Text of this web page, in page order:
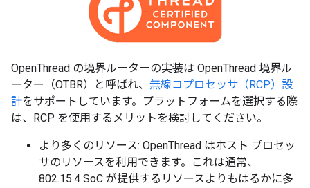
OpenThread の境界ルーターの実装は OpenThread 境界ル
ーター（OTBR）と呼ばれ、 無線コプロセッサ（RCP）設
計をサポートしています。プラットフォームを選択する際
は、RCP を使用するメリットを検討してください。
より多くのリソース: OpenThread はホスト プロセッ
サのリソースを利用できます。これは通常、
802.15.4 SoC が提供するリソースよりもはるかに多